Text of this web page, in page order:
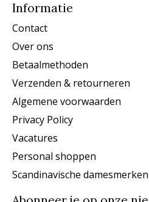
Informatie
Contact
Over ons
Betaalmethoden
Verzenden & retourneren
Algemene voorwaarden
Privacy Policy
Vacatures
Personal shoppen
Scandinavische damesmerken